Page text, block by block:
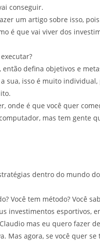
conseguir.
um artigo sobre isso,
é que vai viver dos
defina objetivos e
isso é muito individual,
onde é que você quer
mas tem gente
dentro do mundo
Você tem método? Você
investimentos esportivos,
mas eu quero fazer
Mas agora, se você quer